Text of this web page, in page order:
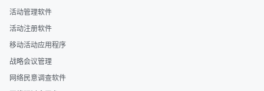
活动管理软件
活动注册软件
移动活动应用程序
战略会议管理
网络民意调查软件